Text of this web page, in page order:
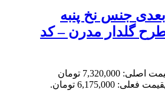
جنس نخ پنبه
گلدار مدرن – کد
قیمت اصلی: 7,320,000 تومان
قیمت فعلی: 6,175,000 تومان.